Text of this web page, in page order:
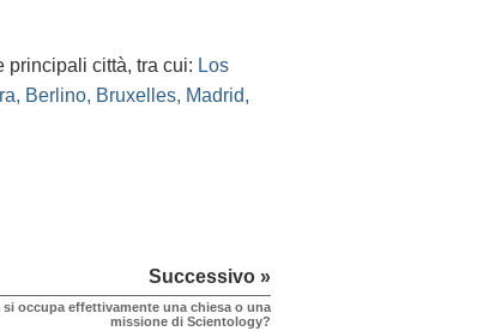
principali città, tra cui: Los
Berlino, Bruxelles, Madrid,
Successivo »
si occupa effettivamente una chiesa o una
missione di Scientology?